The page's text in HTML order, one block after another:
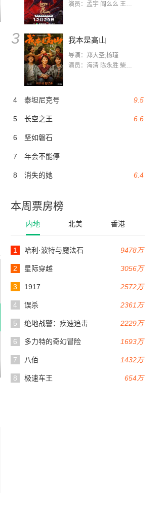
演员：孟宇 阎么么 王凯 郭政建 阎萌萌 杨默 高枫 齐斯伽 刘芊含 马程
3 我本是高山
导演：郑大圣;杨瑾
演员：海清 陈永胜 柴烨 王玥婷 万国鹏 美朵达瓦 赵瑞婷 罗解艳 郭莉娜 潘家艳
9.5
4 泰坦尼克号
6.6
5 长空之王
6 坚如磐石
7 年会不能停
6.4
8 消失的她
本周票房榜
内地 北美 香港
9478万
1 哈利·波特与魔法石
3056万
2 星际穿越
2572万
3 1917
2361万
4 误杀
2229万
5 绝地战警：疾速追击
1693万
6 多力特的奇幻冒险
1432万
7 八佰
654万
8 极速车王